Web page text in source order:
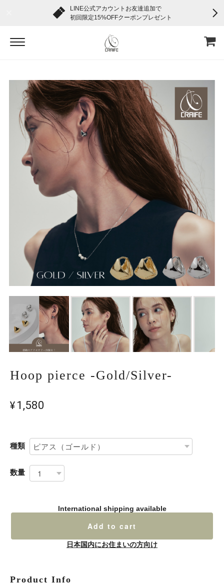
LINE公式アカウントお友達追加で
初回限定15%OFFクーポンプレゼント
Hoop pierce -Gold/Silver-
¥1,580
種類
数量
International shipping available
Add to cart
日本国内にお住まいの方向け
Product Info